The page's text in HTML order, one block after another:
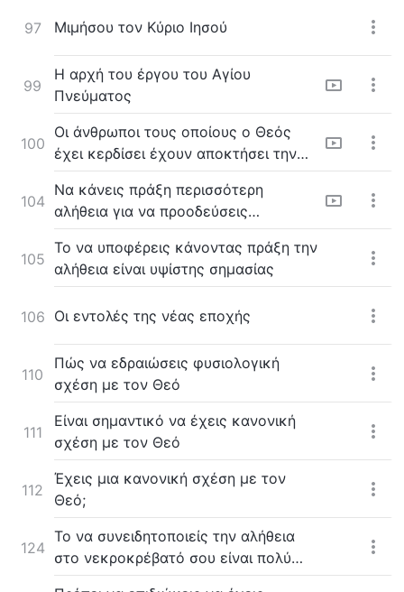
97 Μιμήσου τον Κύριο Ιησού
99
Η αρχή του έργου του Αγίου
Πνεύματος
100
Οι άνθρωποι τους οποίους ο Θεός
έχει κερδίσει έχουν αποκτήσει την
πραγματικότητα της αλήθειας
104
Να κάνεις πράξη περισσότερη
αλήθεια για να προοδεύσεις
περισσότερο στη ζωή σου
105
Το να υποφέρεις κάνοντας πράξη την
αλήθεια είναι υψίστης σημασίας
106 Οι εντολές της νέας εποχής
110
Πώς να εδραιώσεις φυσιολογική
σχέση με τον Θεό
111
Είναι σημαντικό να έχεις κανονική
σχέση με τον Θεό
112
Έχεις μια κανονική σχέση με τον
Θεό;
124
Το να συνειδητοποιείς την αλήθεια
στο νεκροκρέβατό σου είναι πολύ
αργά